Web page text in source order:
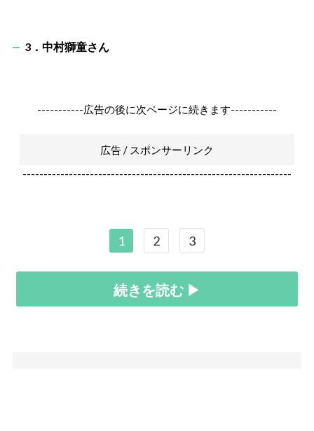
3．中村獅童さん
-----------広告の後に次ページに続きます-----------
広告 / スポンサーリンク
----------------------------------------------------------------
1 2 3
続きを読む ▶